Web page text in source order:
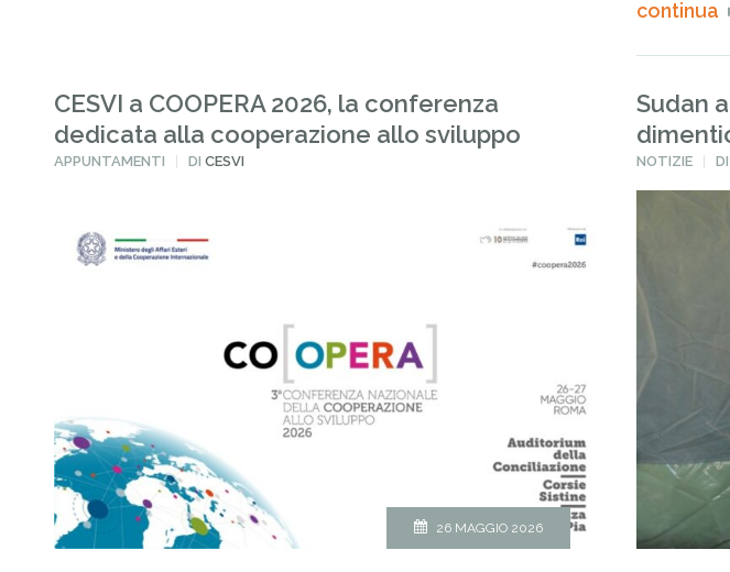
continua
CESVI a COOPERA 2026, la conferenza
dedicata alla cooperazione allo sviluppo
PUBBLICATO
APPUNTAMENTI DICESVI
26 MAGGIO 2026
Sudan
PUBBLICATO
NOTIZIE